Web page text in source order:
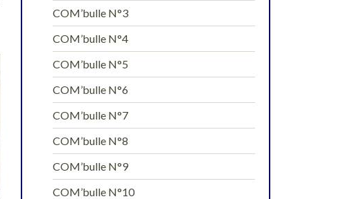
COM’bulle N°3
COM’bulle N°4
COM’bulle N°5
COM’bulle N°6
COM’bulle N°7
COM’bulle N°8
COM’bulle N°9
COM’bulle N°10